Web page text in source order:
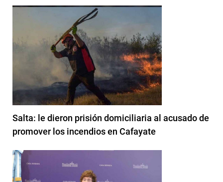
Salta: le dieron prisión domiciliaria al acusado de
promover los incendios en Cafayate